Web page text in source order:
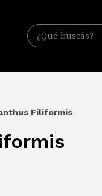
Filiformis